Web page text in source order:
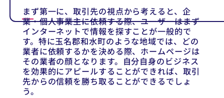
まず第一に、取引先の視点から考えると、企
業・個人事業主に依頼する際、ユーザーはまず
インターネットで情報を探すことが一般的で
す。特に玉名郡和水町のような地域では、どの
業者に依頼するかを決める際、ホームページは
その業者の顔となります。自分自身のビジネス
を効果的にアピールすることができれば、取引
先からの信頼を勝ち取ることができるでしょ
う。